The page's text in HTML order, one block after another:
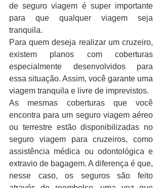
de seguro viagem é super importante
para que qualquer viagem seja
tranquila.
Para quem deseja realizar um cruzeiro,
existem planos com coberturas
especialmente desenvolvidos para
essa situação. Assim, você garante uma
viagem tranquila e livre de imprevistos.
As mesmas coberturas que você
encontra para um seguro viagem aéreo
ou terrestre estão disponibilizadas no
seguro viagem para cruzeiros, como
assistência médica ou odontológica e
extravio de bagagem. A diferença é que,
nesse caso, os seguros são feito